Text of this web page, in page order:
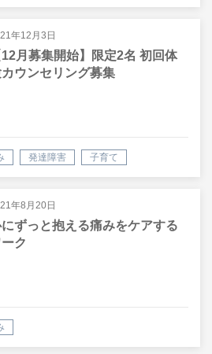
年12月3日
12月募集開始】限定2名 初回体
ウンセリング募集
発達障害 子育て
年8月20日
ずっと抱える痛みをケアする
ク